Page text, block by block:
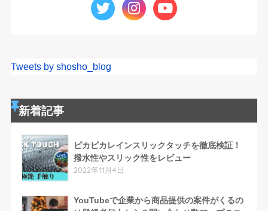
Tweets by shosho_blog
新着記事
ピカピカレインスリックタッチを徹底検証！
撥水性やスリック性をレビュー
2022年11月4日
YouTubeで企業から商品提供の案件がくるの